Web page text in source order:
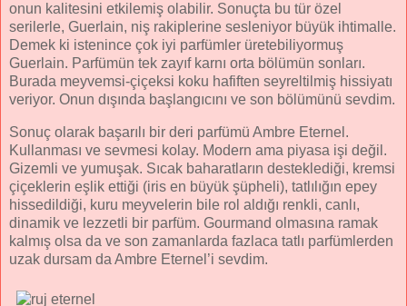
onun kalitesini etkilemiş olabilir. Sonuçta bu tür özel
serilerle, Guerlain, niş rakiplerine sesleniyor büyük ihtimalle.
Demek ki istenince çok iyi parfümler üretebiliyormuş
Guerlain. Parfümün tek zayıf karnı orta bölümün sonları.
Burada meyvemsi-çiçeksi koku hafiften seyreltilmiş hissiyatı
veriyor. Onun dışında başlangıcını ve son bölümünü sevdim.
Sonuç olarak başarılı bir deri parfümü Ambre Eternel.
Kullanması ve sevmesi kolay. Modern ama piyasa işi değil.
Gizemli ve yumuşak. Sıcak baharatların desteklediği, kremsi
çiçeklerin eşlik ettiği (iris en büyük şüpheli), tatlılığın epey
hissedildiği, kuru meyvelerin bile rol aldığı renkli, canlı,
dinamik ve lezzetli bir parfüm. Gourmand olmasına ramak
kalmış olsa da ve son zamanlarda fazlaca tatlı parfümlerden
uzak dursam da Ambre Eternel’i sevdim.